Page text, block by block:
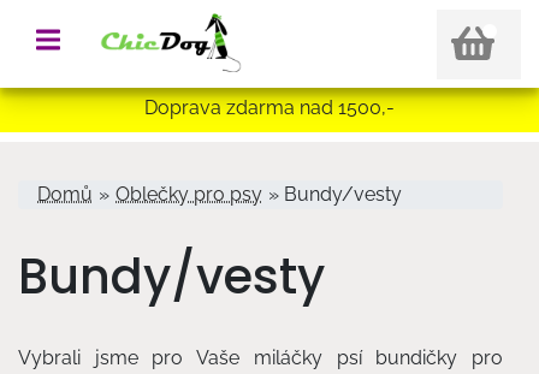
Doprava zdarma nad 1500,-
Jste zde
Domů » Oblečky pro psy » Bundy/vesty
Bundy/vesty
Vybrali jsme pro Vaše miláčky psí bundičky pro